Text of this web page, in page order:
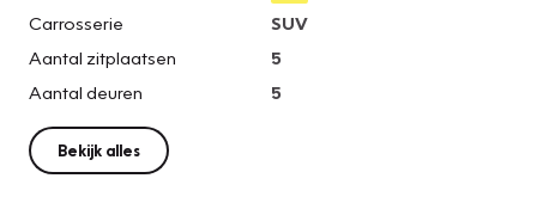
Carrosserie
SUV
Aantal zitplaatsen
5
Aantal deuren
5
Bekijk alles